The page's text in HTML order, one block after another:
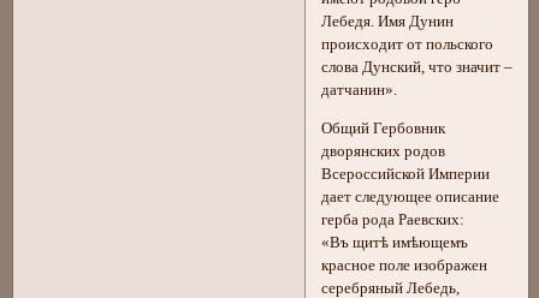
Лебедя. Имя Дунин
происходит от польского
слова Дунский, что значит –
датчанин».
Общий Гербовник
дворянских родов
Всероссийской Империи
дает следующее описание
герба рода Раевских:
«Въ щитѣ имѣющемъ
красное поле изображен
серебряный Лебедь,